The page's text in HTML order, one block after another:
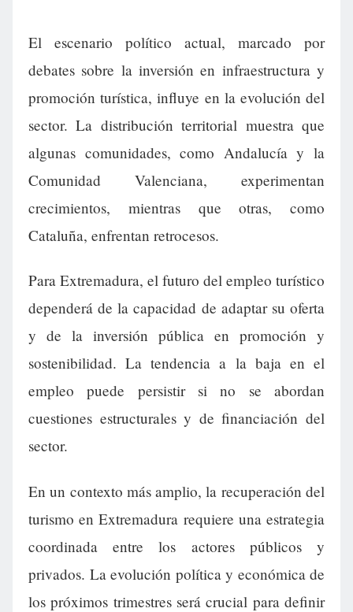
El escenario político actual, marcado por
debates sobre la inversión en infraestructura y
promoción turística, influye en la evolución del
sector. La distribución territorial muestra que
algunas comunidades, como Andalucía y la
Comunidad Valenciana, experimentan
crecimientos, mientras que otras, como
Cataluña, enfrentan retrocesos.
Para Extremadura, el futuro del empleo turístico
dependerá de la capacidad de adaptar su oferta
y de la inversión pública en promoción y
sostenibilidad. La tendencia a la baja en el
empleo puede persistir si no se abordan
cuestiones estructurales y de financiación del
sector.
En un contexto más amplio, la recuperación del
turismo en Extremadura requiere una estrategia
coordinada entre los actores públicos y
privados. La evolución política y económica de
los próximos trimestres será crucial para definir